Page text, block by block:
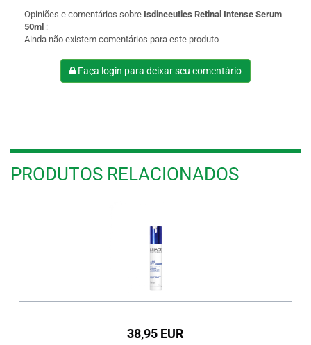
Opiniões e comentários sobre Isdinceutics Retinal Intense Serum
50ml :
Ainda não existem comentários para este produto
Faça login para deixar seu comentário
PRODUTOS RELACIONADOS
38,95 EUR